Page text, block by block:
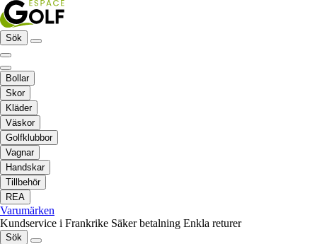
Sök
Bollar
Skor
Kläder
Väskor
Golfklubbor
Vagnar
Handskar
Tillbehör
REA
Varumärken
Kundservice i Frankrike Säker betalning Enkla returer
Sök